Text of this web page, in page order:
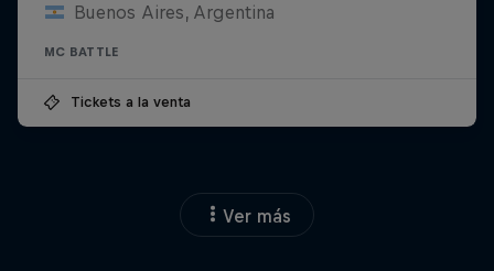
Buenos Aires, Argentina
MC BATTLE
Tickets a la venta
Ver más